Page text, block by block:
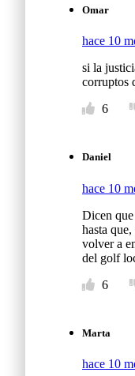
Omar
hace 10
si la
corruptos
6
Daniel
hace 10
Dicen
hasta
volver a
del golf
6
Marta
hace 10